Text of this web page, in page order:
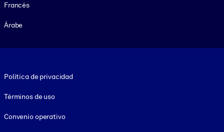
Francés
Árabe
Política de privacidad
Términos de uso
Convenio operativo